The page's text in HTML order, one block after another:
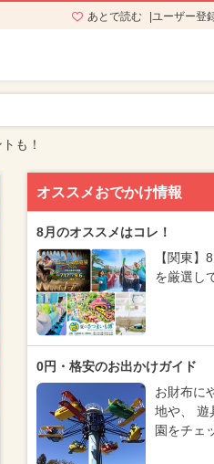
あとで読む ユーザー登
も！
オススメおでかけ情報
8月のオススメはコレ！
【関東】
を厳選し
0円・格安のお出かけガイド
お財布に
地や、 遊
園をチェ